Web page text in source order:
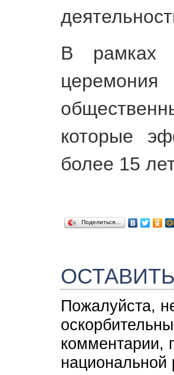
В рамках
которые
более 15
Поделиться…
Пожалуйста,
комментарии,
национальной